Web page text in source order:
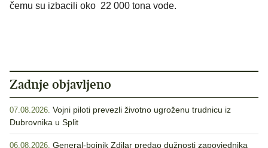
čemu su izbacili oko 22 000 tona vode.
Zadnje objavljeno
07.08.2026. Vojni piloti prevezli životno ugroženu trudnicu iz
Dubrovnika u Split
06.08.2026. General-bojnik Zdilar predao dužnosti zapovjednika